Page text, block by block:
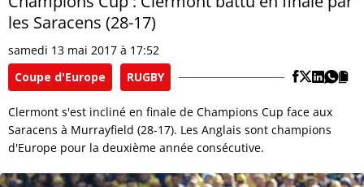
les Saracens (28-17)
samedi 13 mai 2017 à 17:52
Coupe d'Europe
RUGBY
Clermont s'est incliné en finale de Champions Cup face aux
Saracens à Murrayfield (28-17). Les Anglais sont champions
d'Europe pour la deuxième année consécutive.